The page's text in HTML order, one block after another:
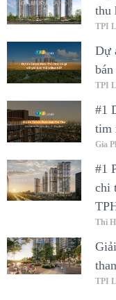
thu
TPI
Dự
TPI
#1
tim
Gia
#1
chi
Thi
TPI